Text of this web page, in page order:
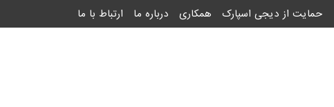
حمایت از دیجی اسپارک همکاری درباره ما ارتباط با ما